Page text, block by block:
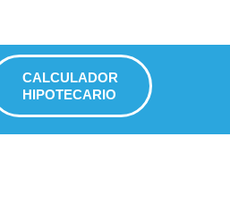
CALCULADOR
HIPOTECARIO